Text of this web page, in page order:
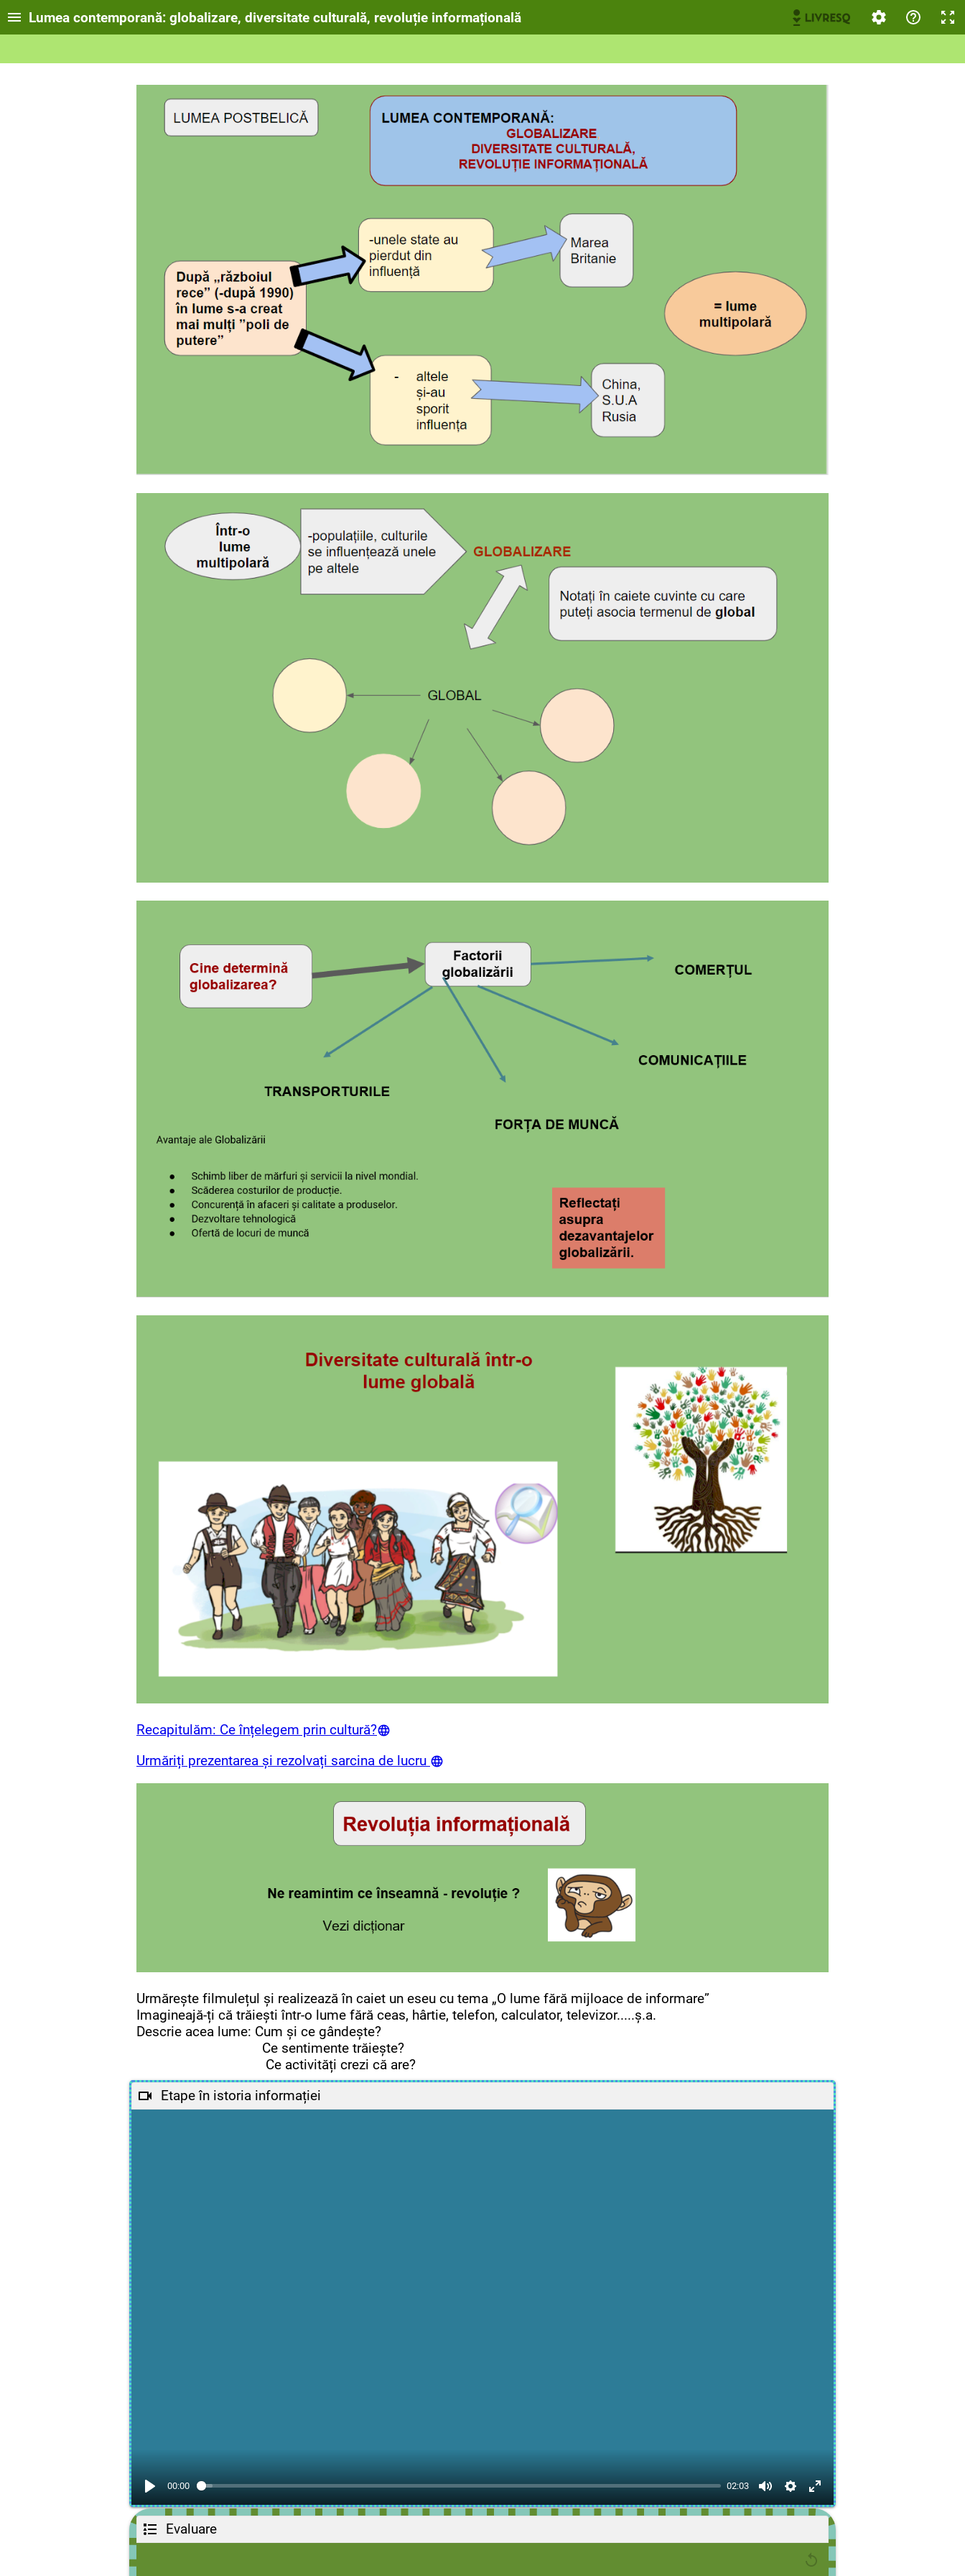
Lumea contemporană: globalizare, diversitate culturală, revoluție informațională
Recapitulăm: Ce înțelegem prin cultură?
Urmăriți prezentarea și rezolvați sarcina de lucru
Urmărește filmulețul și realizează în caiet un eseu cu tema „O lume fără mijloace de informare”
Imagineajă-ți că trăiești într-o lume fără ceas, hârtie, telefon, calculator, televizor.....ș.a.
Descrie acea lume: Cum și ce gândește?
Ce sentimente trăiește?
Ce activități crezi că are?
Etape în istoria informației
00:00 02:03
Evaluare